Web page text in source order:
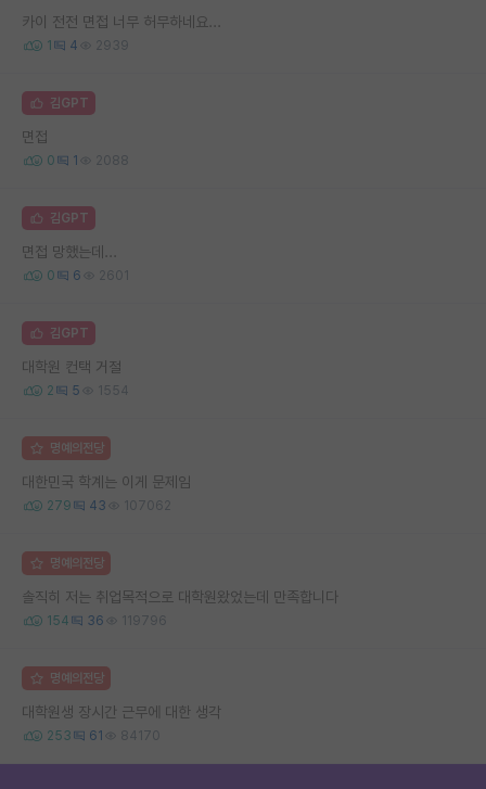
카이 전전 면접 너무 허무하네요...
1 4 2939
김GPT
면접
0 1 2088
김GPT
면접 망했는데...
0 6 2601
김GPT
대학원 컨택 거절
2 5 1554
명예의전당
대한민국 학계는 이게 문제임
279 43 107062
명예의전당
솔직히 저는 취업목적으로 대학원왔었는데 만족합니다
154 36 119796
명예의전당
대학원생 장시간 근무에 대한 생각
253 61 84170